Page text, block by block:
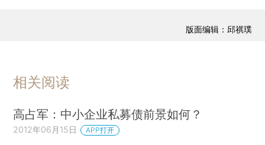
版面编辑：邱祺璞
相关阅读
高占军：中小企业私募债前景如何？
2012年06月15日 APP打开